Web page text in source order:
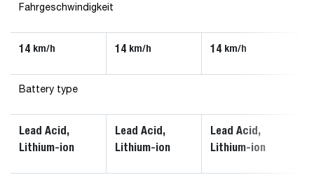
Fahrgeschwindigkeit
14 km/h 14 km/h 14 km/h
Battery type
Lead Acid,
Lithium-ion
Lead Acid,
Lithium-ion
Lead Acid,
Lithium-ion